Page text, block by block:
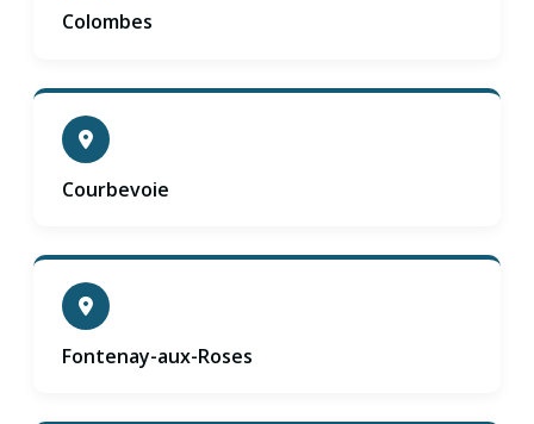
Colombes
Courbevoie
Fontenay-aux-Roses